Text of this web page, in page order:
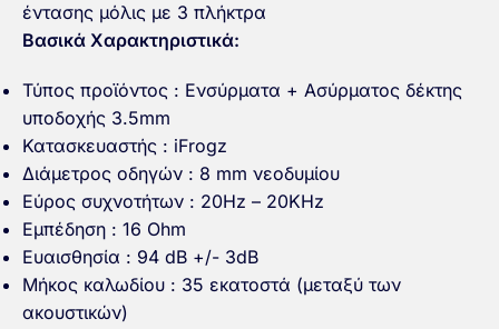
έντασης μόλις με 3 πλήκτρα
Βασικά Χαρακτηριστικά:
Τύπος προϊόντος : Ενσύρματα + Ασύρματος δέκτης
υποδοχής 3.5mm
Κατασκευαστής : iFrogz
Διάμετρος οδηγών : 8 mm νεοδυμίου
Εύρος συχνοτήτων : 20Hz – 20KHz
Εμπέδηση : 16 Ohm
Ευαισθησία : 94 dB +/- 3dB
Μήκος καλωδίου : 35 εκατοστά (μεταξύ των
ακουστικών)